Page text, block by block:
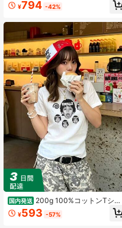
トップス
¥794 -42%
国内発送 200g 100%コットンTシャ
ツ、2026年夏ファッション柄プリ
ト半袖Tシャツ、カップルスタイル、
¥593 -57%